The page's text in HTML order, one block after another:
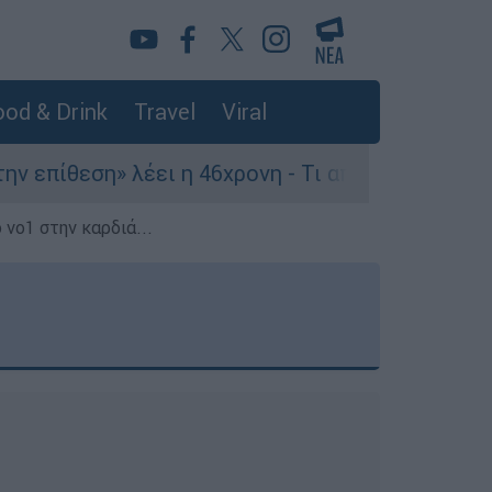
& Drink Travel Viral
λέει η 46χρονη - Τι αποκάλυψε στους
στην καρδιά...